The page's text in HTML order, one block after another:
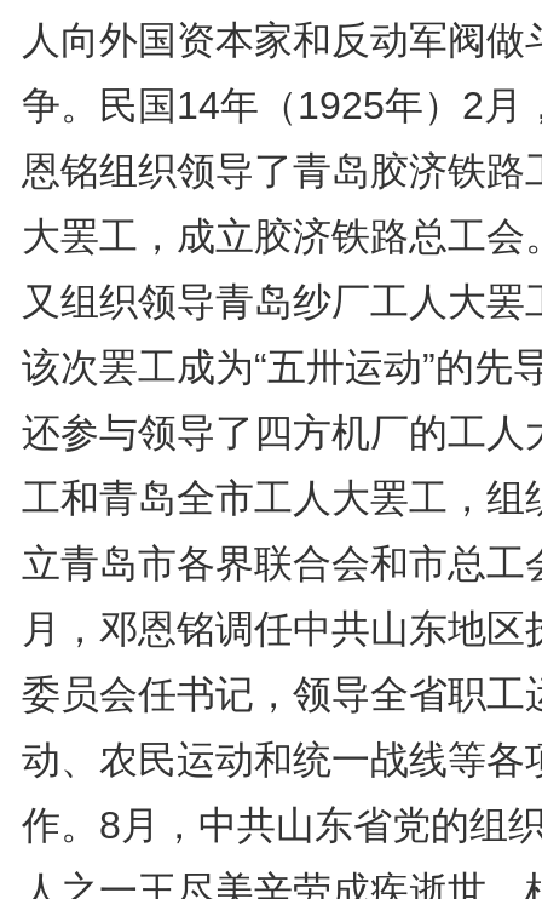
人向外国资本家和反动军阀做
争。民国14年（1925年）2月
恩铭组织领导了青岛胶济铁路
大罢工，成立胶济铁路总工会
又组织领导青岛纱厂工人大罢
该次罢工成为“五卅运动”的先
还参与领导了四方机厂的工人
工和青岛全市工人大罢工，组
立青岛市各界联合会和市总工
月，邓恩铭调任中共山东地区
委员会任书记，领导全省职工
动、农民运动和统一战线等各
作。8月，中共山东省党的组
人之一王尽美辛劳成疾逝世。